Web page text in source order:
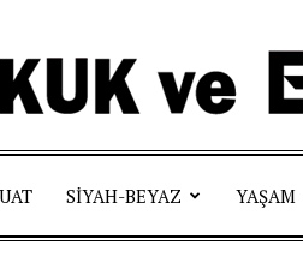
Hukuk
SIYAH-BEYAZ YAŞAM